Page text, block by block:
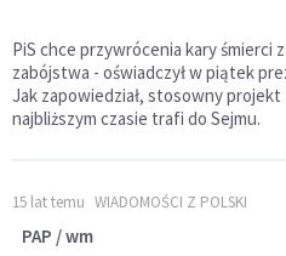
PiS chce przywrócenia kary śmierci
zabójstwa - oświadczył w piątek
Jak zapowiedział, stosowny
najbliższym czasie trafi do Sejmu.
15 lat temu WIADOMOŚCI Z POLSKI
PAP / wm